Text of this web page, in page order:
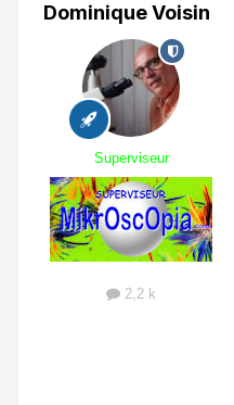
Dominique Voisin
Superviseur
2,2 k